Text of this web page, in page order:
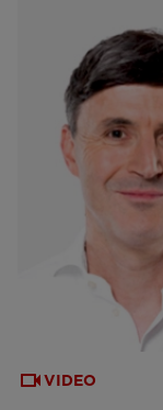
VIDEO